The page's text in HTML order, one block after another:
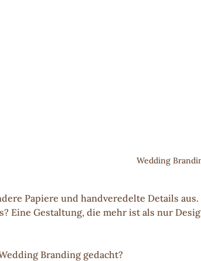
Wedding
Papiere und handveredelte Details aus.
Eine Gestaltung, die mehr ist als nur
Branding gedacht?